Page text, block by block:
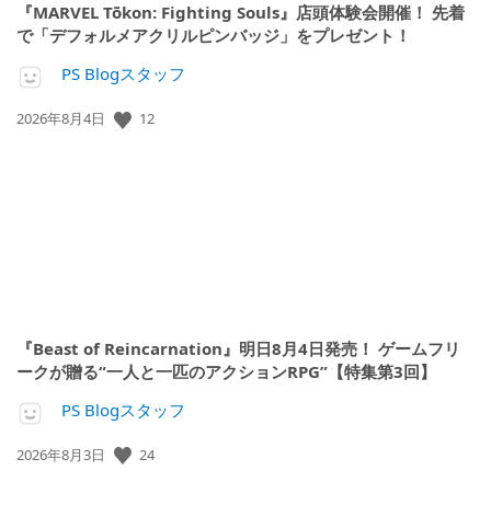
『MARVEL Tōkon: Fighting Souls』店頭体験会開催！ 先着
で「デフォルメアクリルピンバッジ」をプレゼント！
PS Blogスタッフ
公
2026年8月4日 12
『Beast of Reincarnation』明日8月4日発売！ ゲームフリ
ークが贈る“一人と一匹のアクションRPG”【特集第3回】
PS Blogスタッフ
公
2026年8月3日 24